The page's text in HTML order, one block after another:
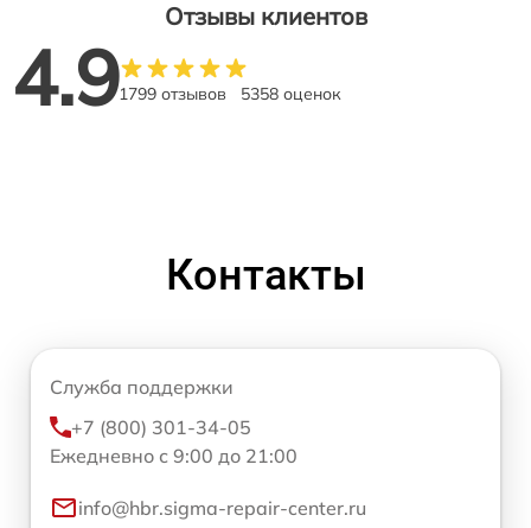
Отзывы клиентов
4.91799 отзывов 5358 оценок
Контакты
Служба поддержки
+7 (800) 301-34-05
Ежедневно с 9:00 до 21:00
info@hbr.sigma-repair-center.ru